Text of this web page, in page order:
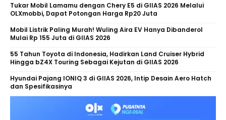
Tukar Mobil Lamamu dengan Chery E5 di GIIAS 2026 Melalui
OLXmobbi, Dapat Potongan Harga Rp20 Juta
Mobil Listrik Paling Murah! Wuling Aira EV Hanya Dibanderol
Mulai Rp 155 Juta di GIIAS 2026
55 Tahun Toyota di Indonesia, Hadirkan Land Cruiser Hybrid
Hingga bZ4X Touring Sebagai Kejutan di GIIAS 2026
Hyundai Pajang IONIQ 3 di GIIAS 2026, Intip Desain Aero Hatch
dan Spesifikasinya